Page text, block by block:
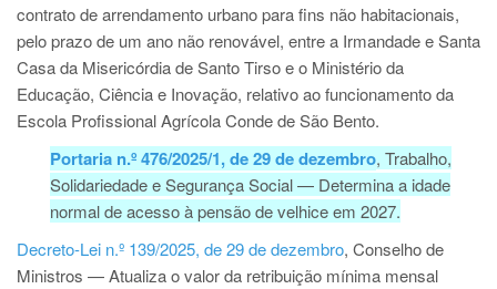
contrato de arrendamento urbano para fins não habitacionais,
pelo prazo de um ano não renovável, entre a Irmandade e Santa
Casa da Misericórdia de Santo Tirso e o Ministério da
Educação, Ciência e Inovação, relativo ao funcionamento da
Escola Profissional Agrícola Conde de São Bento.
Portaria n.º 476/2025/1, de 29 de dezembro, Trabalho,
Solidariedade e Segurança Social — Determina a idade
normal de acesso à pensão de velhice em 2027.
Decreto-Lei n.º 139/2025, de 29 de dezembro, Conselho de
Ministros — Atualiza o valor da retribuição mínima mensal